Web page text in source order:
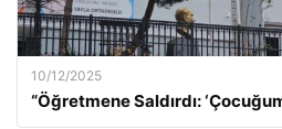
10/12/2025
“Öğretmene Saldırdı: